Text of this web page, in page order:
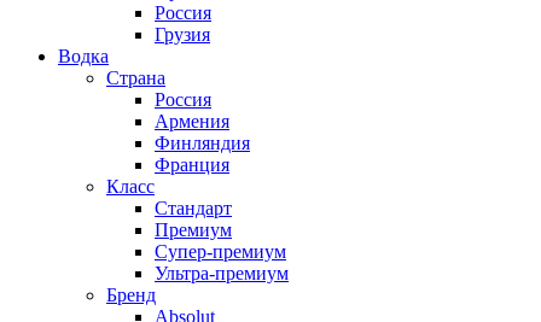
Россия
Грузия
Водка
Страна
Россия
Армения
Финляндия
Франция
Класс
Стандарт
Премиум
Супер-премиум
Ультра-премиум
Бренд
Absolut